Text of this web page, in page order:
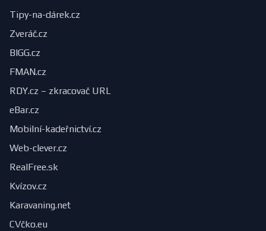
Tipy-na-dárek.cz
Zveráč.cz
BIGG.cz
FMAN.cz
RDY.cz – zkracovač URL
eBar.cz
Mobilní-kadeřnictví.cz
Web-clever.cz
RealFree.sk
Kvízov.cz
Karavaning.net
CVčko.eu